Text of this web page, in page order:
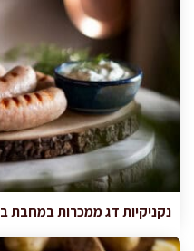
נקניקיות דג ממכרות במחבת ב-25 דקות, בלי